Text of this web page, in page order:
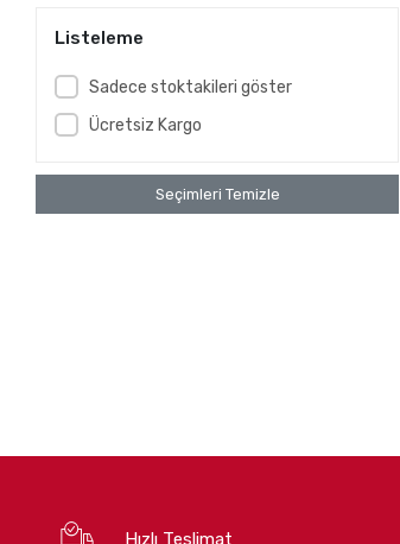
Listeleme
Sadece stoktakileri göster
Ücretsiz Kargo
Seçimleri Temizle
Hızlı Teslimat